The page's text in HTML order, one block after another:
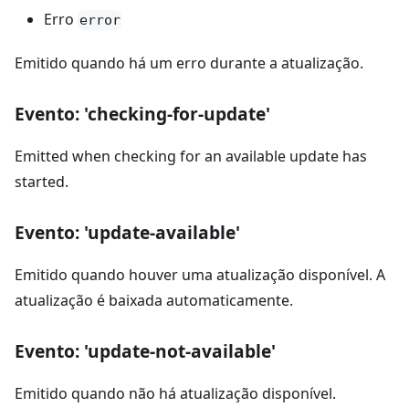
Erro error
Emitido quando há um erro durante a atualização.
Evento: 'checking-for-update'
Emitted when checking for an available update has
started.
Evento: 'update-available'
Emitido quando houver uma atualização disponível. A
atualização é baixada automaticamente.
Evento: 'update-not-available'
Emitido quando não há atualização disponível.